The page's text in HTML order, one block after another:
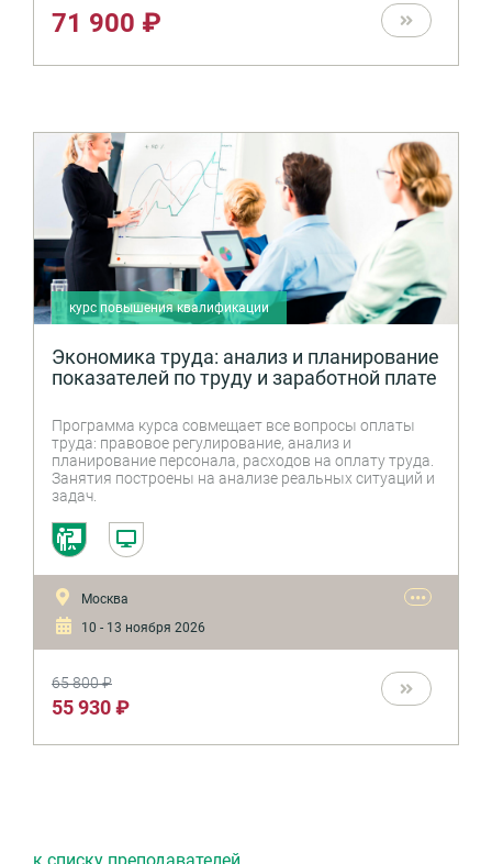
71 900 ₽
курс повышения квалификации
Экономика труда: анализ и планирование
показателей по труду и заработной плате
Программа курса совмещает все вопросы оплаты
труда: правовое регулирование, анализ и
планирование персонала, расходов на оплату труда.
Занятия построены на анализе реальных ситуаций и
задач.
Москва
10 - 13 ноября 2026
•••
65 800 ₽
55 930 ₽